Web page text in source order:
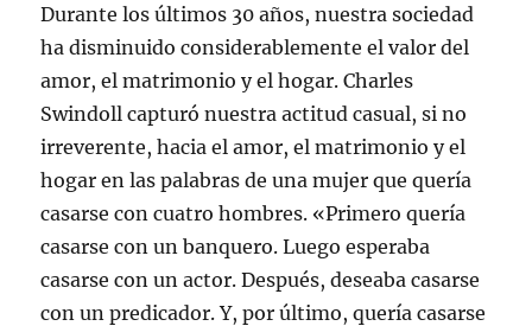
Durante los últimos 30 años, nuestra sociedad
ha disminuido considerablemente el valor del
amor, el matrimonio y el hogar. Charles
Swindoll capturó nuestra actitud casual, si no
irreverente, hacia el amor, el matrimonio y el
hogar en las palabras de una mujer que quería
casarse con cuatro hombres. «Primero quería
casarse con un banquero. Luego esperaba
casarse con un actor. Después, deseaba casarse
con un predicador. Y, por último, quería casarse